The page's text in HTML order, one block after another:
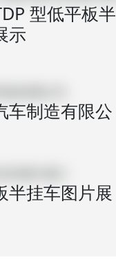
型低平板半
示
车制造有限公
半挂车图片展